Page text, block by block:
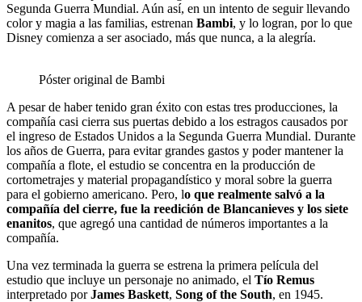
Segunda Guerra Mundial. Aún así, en un intento de seguir llevando
color y magia a las familias, estrenan Bambi, y lo logran, por lo que
Disney comienza a ser asociado, más que nunca, a la alegría.
Póster original de Bambi
A pesar de haber tenido gran éxito con estas tres producciones, la
compañía casi cierra sus puertas debido a los estragos causados por
el ingreso de Estados Unidos a la Segunda Guerra Mundial. Durante
los años de Guerra, para evitar grandes gastos y poder mantener la
compañía a flote, el estudio se concentra en la producción de
cortometrajes y material propagandístico y moral sobre la guerra
para el gobierno americano. Pero, lo que realmente salvó a la
compañía del cierre, fue la reedición de Blancanieves y los siete
enanitos, que agregó una cantidad de números importantes a la
compañía.
Una vez terminada la guerra se estrena la primera película del
estudio que incluye un personaje no animado, el Tío Remus
interpretado porJames Baskett, Song of the South, en 1945.